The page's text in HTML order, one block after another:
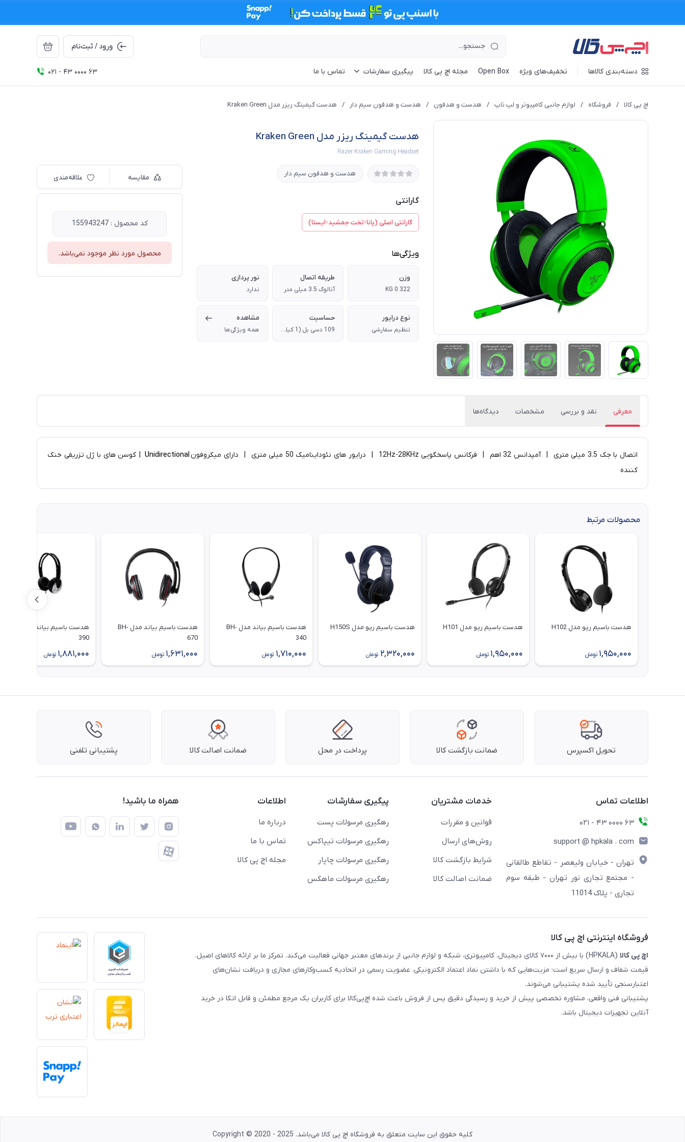
ورود / ثبت‌نام
دسته‌بندی کالاها تخفیف‌های ویژه Open Box مجله اچ پی کالا پیگیری سفارشات تماس با ما 021 - 43 0000 63
اچ پی کالا / فروشگاه / لوازم جانبی کامپیوتر و لپ تاپ / هدست و هدفون / هدست و هدفون سیم دار / هدست گیمینگ ریزر مدل Kraken Green
هدست گیمینگ ریزر مدل Kraken Green
Razer Kraken Gaming Headset
هدست و هدفون سیم دار
گارانتی
گارانتی اصلی (پانا-تخت جمشید-ایستا)
ویژگی‌ها
وزن
0.322 KG
طریقه اتصال
آنالوگ 3.5 میلی متر
نور پردازی
ندارد
نوع درایور
تنظیم سفارشی
حساسیت
109 دسی بل (1 کیلوهرتز)
مشاهده
همه ویژگی‌ها
مقایسه علاقه‌مندی
کد محصول : 155943247
محصول مورد نظر موجود نمی‌باشد.
معرفی نقد و بررسی مشخصات دیدگاه‌ها
اتصال با جک 3.5 میلی متری | آمپدانس 32 اهم | فرکانس پاسخگویی 12Hz-28KHz | درایور های نئوداینامیک 50 میلی متری | دارای میکروفون
| کوسن های با ژل تزریقی خنک
کننده
محصولات مرتبط
هدست باسیم رپو مدل H102
1,950,000 تومان
هدست باسیم رپو مدل H101
1,950,000 تومان
هدست باسیم رپو مدل H150S
2,320,000 تومان
هدست باسیم بیاند مدل BH-
340
1,710,000 تومان
هدست باسیم بیاند مدل BH-
670
1,631,000 تومان
390
1,881,000 تومان
تحویل اکسپرس ضمانت بازگشت کالا پرداخت در محل ضمانت اصالت کالا پشتیبانی تلفنی
اطلاعات تماس
63 0000 43 - 021
support @ hpkala . com
تهران - خیابان ولیعصر - تقاطع طالقانی
- مجتمع تجاری نور تهران - طبقه سوم
تجاری - پلاک 11014
خدمات مشتریان
قوانین و مقررات
روش‌های ارسال
شرایط بازگشت کالا
ضمانت اصالت کالا
پیگیری سفارشات
رهگیری مرسولات پست
رهگیری مرسولات تیپاکس
رهگیری مرسولات چاپار
رهگیری مرسولات ماهکس
اطلاعات
درباره ما
تماس با ما
مجله اچ پی کالا
همراه ما باشید!
فروشگاه اینترنتی اچ پی کالا
اچ‌ پی‌ کالا
(HPKALA) با بیش از ۷۰۰۰ کالای دیجیتال، کامپیوتری، شبکه و لوازم جانبی از برندهای معتبر جهانی فعالیت می‌کند. تمرکز ما بر ارائه کالاهای اصیل،
قیمت شفاف و ارسال سریع است؛ مزیت‌هایی که با داشتن نماد اعتماد الکترونیکی، عضویت رسمی در اتحادیه کسب‌وکارهای مجازی و دریافت نشان‌های
اعتبارسنجی تأیید شده پشتیبانی می‌شوند.
پشتیبانی فنی واقعی، مشاوره تخصصی پیش از خرید و رسیدگی دقیق پس از فروش باعث شده اچ‌پی‌کالا برای کاربران یک مرجع مطمئن و قابل اتکا در خرید
آنلاین تجهیزات دیجیتال باشد.
کلیه حقوق این سایت متعلق به فروشگاه اچ پی کالا می‌باشد. Copyright © 2020 - 2025